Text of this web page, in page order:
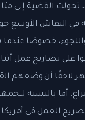
تحولت القضية إلى
في النقاش الأوسع
خصوصًا عندما
تصاريح عمل
لاحقًا أن وضعهم
أما بالنسبة
العمل في